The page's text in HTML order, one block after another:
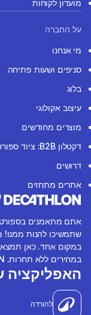
מועדון לקוחות
על החברה
מי אנחנו
סניפים ושעות פתיחה
בלוג
עיצוב אקולוגי
מוצרים מחודשים
דקטלון B2B: ציוד ספורט למוסדות
דרושים
אתרים מתחזים
אתם מתאמנים בספורט
שתמשיכו להנות ממנו!
במקום אחד. כאן
במחירים ללא תחרות. DECATHLON. עושים ספורט יחד!
האפליקציה
להורדה